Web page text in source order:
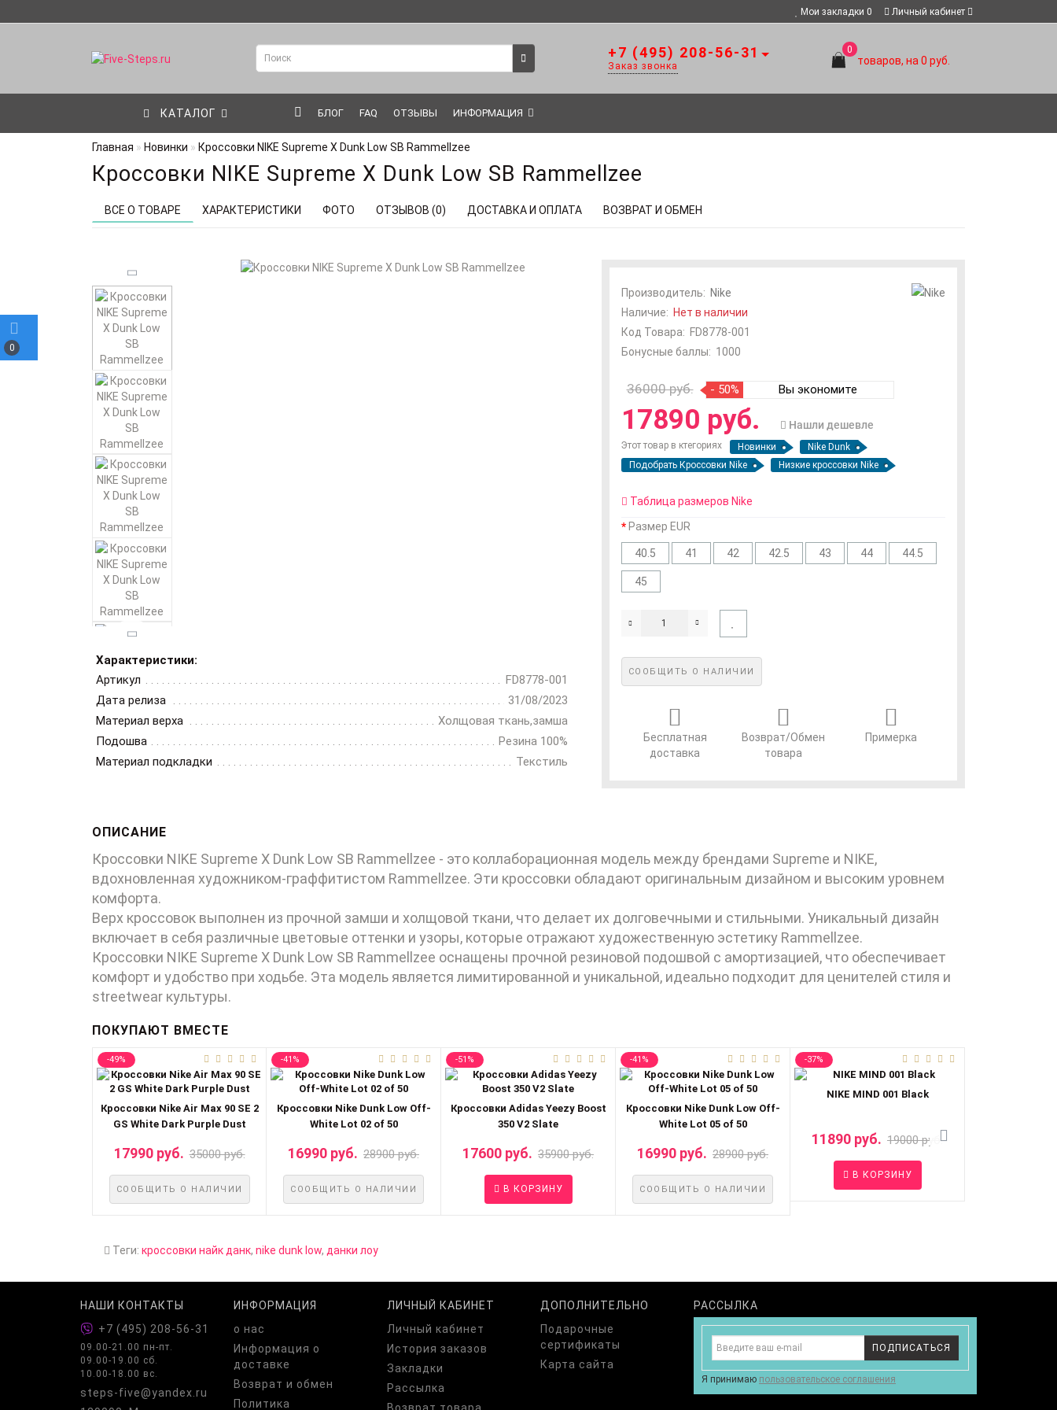
0
Мои закладки 0 Личный кабинет
0
товаров, на 0 руб.
+7 (495) 208-56-31
Заказ звонка
КАТАЛОГ БЛОГ FAQ ОТЗЫВЫ ИНФОРМАЦИЯ
Главная Новинки Кроссовки NIKE Supreme X Dunk Low SB Rammellzee
Кроссовки NIKE Supreme X Dunk Low SB Rammellzee
ВСЕ О ТОВАРЕ ХАРАКТЕРИСТИКИ ФОТО ОТЗЫВОВ (0) ДОСТАВКА И ОПЛАТА ВОЗВРАТ И ОБМЕН
Характеристики:
Артикул
FD8778-001
Дата релиза
31/08/2023
Материал верха
Холщовая ткань,замша
Подошва
Резина 100%
Материал подкладки
Текстиль
Производитель: Nike
Наличие: Нет в наличии
Код Товара: FD8778-001
Бонусные баллы: 1000
36000 руб. - 50% Вы экономите
17890 руб. Нашли дешевле
Этот товар в ктегориях Новинки
Nike Dunk
Подобрать Кроссовки Nike
Низкие кроссовки Nike
Таблица размеров Nike
Размер EUR
40.5 41 42 42.5 43 44 44.5
45
СООБЩИТЬ О НАЛИЧИИ
Бесплатная
доставка
Возврат/Обмен
товара
Примерка
ОПИСАНИЕ
Кроссовки NIKE Supreme X Dunk Low SB Rammellzee - это коллаборационная модель между брендами Supreme и NIKE,
вдохновленная художником-граффитистом Rammellzee. Эти кроссовки обладают оригинальным дизайном и высоким уровнем
комфорта.
Верх кроссовок выполнен из прочной замши и холщовой ткани, что делает их долговечными и стильными. Уникальный дизайн
включает в себя различные цветовые оттенки и узоры, которые отражают художественную эстетику Rammellzee.
Кроссовки NIKE Supreme X Dunk Low SB Rammellzee оснащены прочной резиновой подошвой с амортизацией, что обеспечивает
комфорт и удобство при ходьбе. Эта модель является лимитированной и уникальной, идеально подходит для ценителей стиля и
streetwear культуры.
ПОКУПАЮТ ВМЕСТЕ
-49%
Кроссовки Nike Air Max 90 SE 2
GS White Dark Purple Dust
17990 руб. 35000 руб.
СООБЩИТЬ О НАЛИЧИИ
-41%
Кроссовки Nike Dunk Low Off-
White Lot 02 of 50
16990 руб. 28900 руб.
СООБЩИТЬ О НАЛИЧИИ
-51%
Кроссовки Adidas Yeezy Boost
350 V2 Slate
17600 руб. 35900 руб.
В КОРЗИНУ
-41%
Кроссовки Nike Dunk Low Off-
White Lot 05 of 50
16990 руб. 28900 руб.
СООБЩИТЬ О НАЛИЧИИ
-37%
NIKE MIND 001 Black
11890 руб. 19000 руб.
В КОРЗИНУ
Теги: кроссовки найк данк, nike dunk low, данки лоу
НАШИ КОНТАКТЫ
+7 (495) 208-56-31
09.00-21.00 пн-пт.
09.00-19.00 сб.
10.00-18.00 вс.
steps-five@yandex.ru
ИНФОРМАЦИЯ
о нас
Информация о
доставке
Возврат и обмен
Политика
ЛИЧНЫЙ КАБИНЕТ
Личный кабинет
История заказов
Закладки
Рассылка
ДОПОЛНИТЕЛЬНО
Подарочные
сертификаты
Карта сайта
РАССЫЛКА
ПОДПИСАТЬСЯ
Я принимаю пользовательское соглашения